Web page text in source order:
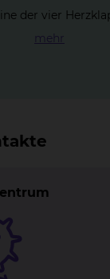
der vier
mehr